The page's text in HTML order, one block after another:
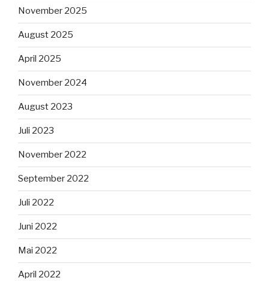
November 2025
August 2025
April 2025
November 2024
August 2023
Juli 2023
November 2022
September 2022
Juli 2022
Juni 2022
Mai 2022
April 2022